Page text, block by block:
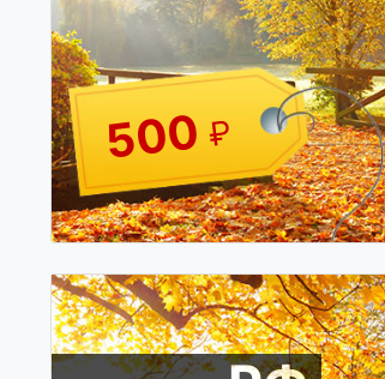
500₽